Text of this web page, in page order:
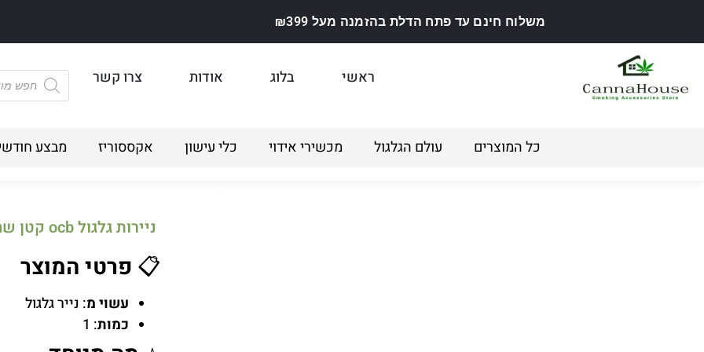
משלוח חינם עד פתח הדלת בהזמנה מעל ₪399
ראשי בלוג אודות צרו קשר
כל המוצרים עולם הגלגול מכשירי אידוי כלי עישון אקססוריז מבצע
ניירות גלגול ocb קטן שחור + פילטר
📋 פרטי המוצר
עשוי מ: נייר גלגול
כמות: 1